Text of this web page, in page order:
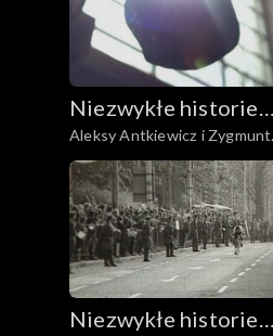
Niezwykłe historie
Biało-Czerwonych
Aleksy Antkiewicz i Zygmunt
Chychła
Niezwykłe historie